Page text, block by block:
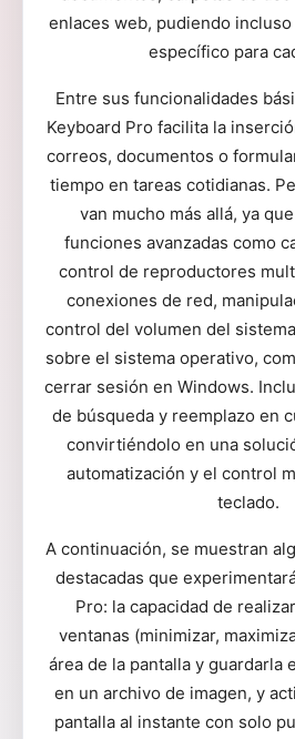
enlaces web, pudiendo
específico para
Entre sus funcionalidades
Keyboard Pro facilita la
correos, documentos o
tiempo en tareas cotidianas.
van mucho más allá, ya
funciones avanzadas como
control de reproductores
conexiones de red,
control del volumen del
sobre el sistema operativo,
cerrar sesión en Windows.
de búsqueda y reemplazo en
convirtiéndolo en una
automatización y el control
teclado.
A continuación, se muestran
destacadas que
Pro: la capacidad de
ventanas (minimizar,
área de la pantalla y guardarla
en un archivo de imagen, y
pantalla al instante con solo